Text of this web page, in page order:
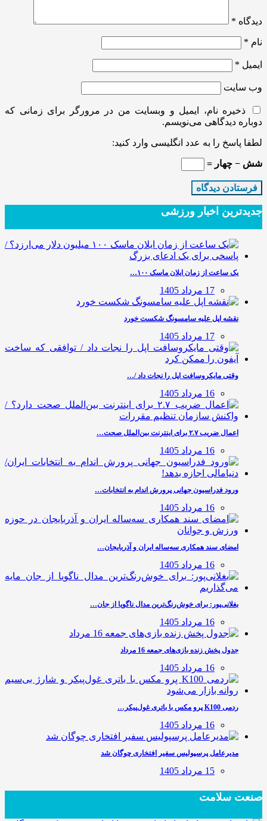
دیدگاه *
نام *
ایمیل *
وب‌ سایت
ذخیره نام، ایمیل و وبسایت من در مرورگر برای زمانی که
دوباره دیدگاهی می‌نویسم.
لطفا پاسخ را به عدد انگلیسی وارد کنید:
شش − چهار =
جدیدترین‌ اخبار ورزشی
یک ساعت از زمان ایلان ماسک ۱۰۰…
17 مرداد 1405
نقشه اپل علیه سامسونگ شکست خورد
17 مرداد 1405
وقتی مایکروسافت اپل را نجات داد /…
16 مرداد 1405
اعمال ضریب ۲.۷ برای اینترنت بین‌الملل صحت…
16 مرداد 1405
ورود فدراسیون جهانی پرورش اندام به انتخابات…
16 مرداد 1405
امضای سند همکاری سه‌ساله ایران و آذربایجان…
16 مرداد 1405
بغلانی‌پور: برای خوش‌رنگ‌ترین مدال ناگویا از جان…
16 مرداد 1405
جدول پخش زنده بازی‌های جمعه 16 مرداد
16 مرداد 1405
ردمی K100 پرو مکس با باتری غول‌پیکر…
16 مرداد 1405
مدیرعامل پرسپولیس سفیر افتخاری چوگان شد
15 مرداد 1405
صنعت سلامت